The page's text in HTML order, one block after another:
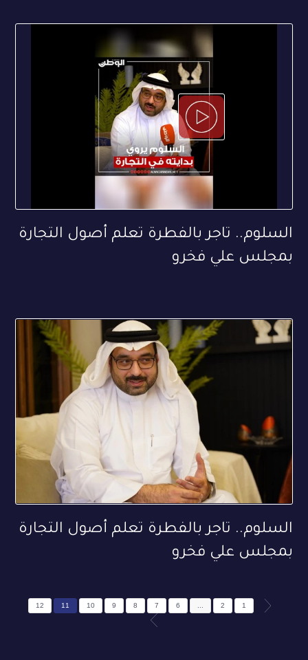
السلوم.. تاجر بالفطرة تعلم أصول التجارة
بمجلس علي فخرو
السلوم.. تاجر بالفطرة تعلم أصول التجارة
بمجلس علي فخرو
1
2
6
7
8
9
10
11
12